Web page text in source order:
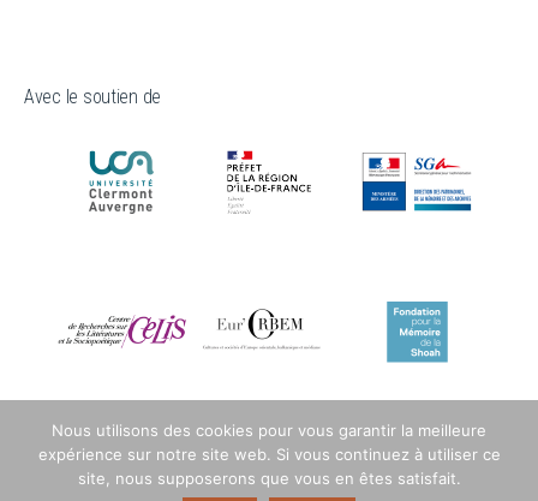
Avec le soutien de
Nous utilisons des cookies pour vous garantir la meilleure
expérience sur notre site web. Si vous continuez à utiliser ce
site, nous supposerons que vous en êtes satisfait.